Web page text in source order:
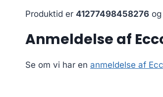
Produktid er 41277498458276
Anmeldelse af
Se om vi har en anmeldelse af